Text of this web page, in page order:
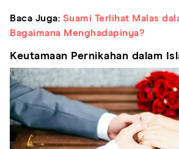
Baca Juga: Suami Terlihat Malas
Bagaimana Menghadapinya?
Keutamaan Pernikahan dalam